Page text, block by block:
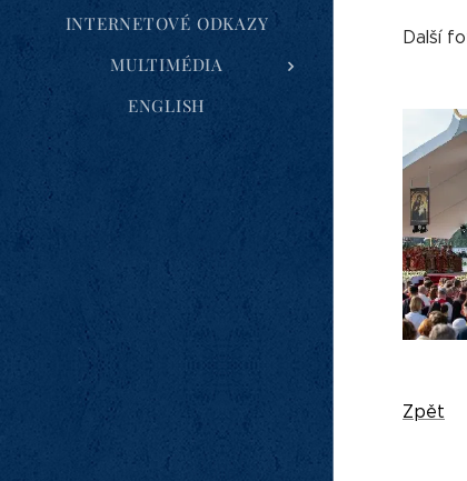
INTERNETOVÉ ODKAZY
MULTIMÉDIA
ENGLISH
Další
Zpět